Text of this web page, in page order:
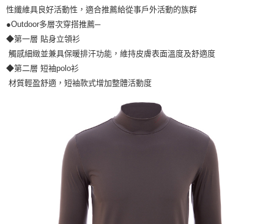
每筆NT$80，滿NT$699(含以上)免運費
性纖維具良好活動性，適合推薦給從事戶外活動的族群
●Outdoor多層次穿搭推薦─
◆第一層 貼身立領衫
觸感細緻並兼具保暖排汗功能，維持皮膚表面溫度及舒適度
◆第二層 短袖polo衫
材質輕盈舒適，短袖款式增加整體活動度